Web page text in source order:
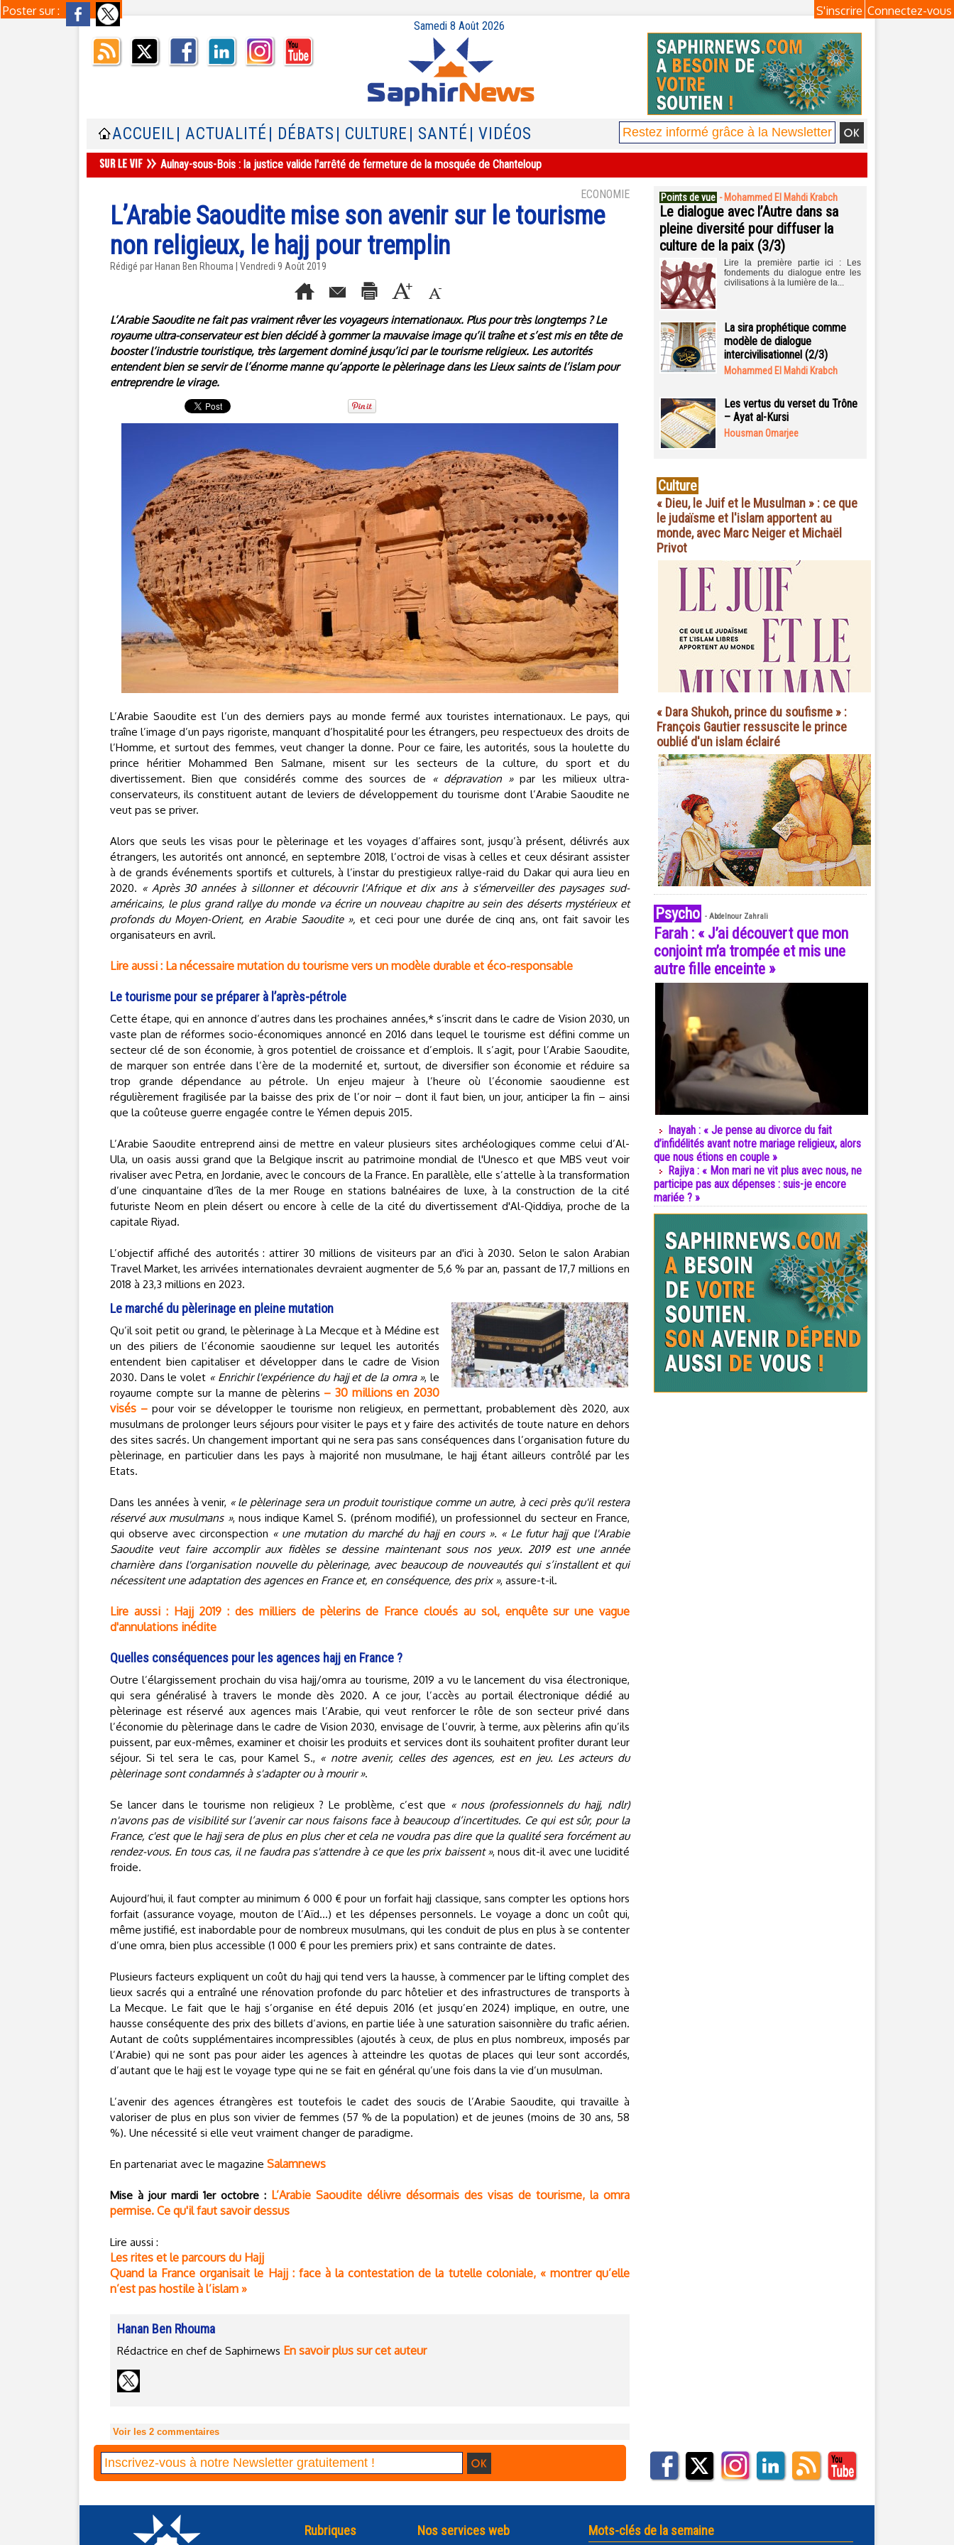
Poster sur : Connectez-vous
S'inscrire
Samedi 8 Août 2026
ACCUEIL | ACTUALITÉ | DÉBATS | CULTURE | SANTÉ | VIDÉOS
Aulnay-sous-Bois : la justice valide l'arrêté de fermeture de la mosquée de Chanteloup
ECONOMIE
L’Arabie Saoudite mise son avenir sur le tourisme
non religieux, le hajj pour tremplin
Rédigé par Hanan Ben Rhouma | Vendredi 9 Août 2019
L’Arabie Saoudite ne fait pas vraiment rêver les voyageurs internationaux. Plus pour très longtemps ? Le
royaume ultra-conservateur est bien décidé à gommer la mauvaise image qu’il traîne et s’est mis en tête de
booster l’industrie touristique, très largement dominé jusqu’ici par le tourisme religieux. Les autorités
entendent bien se servir de l’énorme manne qu’apporte le pèlerinage dans les Lieux saints de l’islam pour
entreprendre le virage.
L’Arabie Saoudite est l’un des derniers pays au monde fermé aux touristes internationaux. Le pays, qui
traîne l’image d’un pays rigoriste, manquant d’hospitalité pour les étrangers, peu respectueux des droits de
l’Homme, et surtout des femmes, veut changer la donne. Pour ce faire, les autorités, sous la houlette du
prince héritier Mohammed Ben Salmane, misent sur les secteurs de la culture, du sport et du
divertissement. Bien que considérés comme des sources de
« dépravation »par les milieux ultra-
conservateurs, ils constituent autant de leviers de développement du tourisme dont l’Arabie Saoudite ne
veut pas se priver.
Alors que seuls les visas pour le pèlerinage et les voyages d’affaires sont, jusqu’à présent, délivrés aux
étrangers, les autorités ont annoncé, en septembre 2018, l’octroi de visas à celles et ceux désirant assister
à de grands événements sportifs et culturels, à l’instar du prestigieux rallye-raid du Dakar qui aura lieu en
2020. « Après 30 années à sillonner et découvrir l'Afrique et dix ans à s'émerveiller des paysages sud-
américains, le plus grand rallye du monde va écrire un nouveau chapitre au sein des déserts mystérieux et
profonds du Moyen-Orient, en Arabie Saoudite », et ceci pour une durée de cinq ans, ont fait savoir les
organisateurs en avril.
Lire aussi : La nécessaire mutation du tourisme vers un modèle durable et éco-responsable
Le tourisme pour se préparer à l’après-pétrole
Cette étape, qui en annonce d’autres dans les prochaines années,* s’inscrit dans le cadre de Vision 2030, un
vaste plan de réformes socio-économiques annoncé en 2016 dans lequel le tourisme est défini comme un
secteur clé de son économie, à gros potentiel de croissance et d’emplois. Il s’agit, pour l’Arabie Saoudite,
de marquer son entrée dans l’ère de la modernité et, surtout, de diversifier son économie et réduire sa
trop grande dépendance au pétrole. Un enjeu majeur à l’heure où l’économie saoudienne est
régulièrement fragilisée par la baisse des prix de l’or noir – dont il faut bien, un jour, anticiper la fin – ainsi
que la coûteuse guerre engagée contre le Yémen depuis 2015.
L’Arabie Saoudite entreprend ainsi de mettre en valeur plusieurs sites archéologiques comme celui d’Al-
Ula, un oasis aussi grand que la Belgique inscrit au patrimoine mondial de l'Unesco et que MBS veut voir
rivaliser avec Petra, en Jordanie, avec le concours de la France. En parallèle, elle s’attelle à la transformation
d’une cinquantaine d’îles de la mer Rouge en stations balnéaires de luxe, à la construction de la cité
futuriste Neom en plein désert ou encore à celle de la cité du divertissement d'Al-Qiddiya, proche de la
capitale Riyad.
L’objectif affiché des autorités : attirer 30 millions de visiteurs par an d'ici à 2030. Selon le salon Arabian
Travel Market, les arrivées internationales devraient augmenter de 5,6 % par an, passant de 17,7 millions en
2018 à 23,3 millions en 2023.
Le marché du pèlerinage en pleine mutation
Qu’il soit petit ou grand, le pèlerinage à La Mecque et à Médine est
un des piliers de l’économie saoudienne sur lequel les autorités
entendent bien capitaliser et développer dans le cadre de Vision
2030. Dans le volet « Enrichir l'expérience du hajj et de la omra », le
royaume compte sur la manne de pèlerins – 30 millions en 2030
visés – pour voir se développer le tourisme non religieux, en permettant, probablement dès 2020, aux
musulmans de prolonger leurs séjours pour visiter le pays et y faire des activités de toute nature en dehors
des sites sacrés. Un changement important qui ne sera pas sans conséquences dans l’organisation future du
pèlerinage, en particulier dans les pays à majorité non musulmane, le hajj étant ailleurs contrôlé par les
Etats.
Dans les années à venir, « le pèlerinage sera un produit touristique comme un autre, à ceci près qu'il restera
réservé aux musulmans », nous indique Kamel S. (prénom modifié), un professionnel du secteur en France,
qui observe avec circonspection « une mutation du marché du hajj en cours ». « Le futur hajj que l'Arabie
Saoudite veut faire accomplir aux fidèles se dessine maintenant sous nos yeux. 2019 est une année
charnière dans l'organisation nouvelle du pèlerinage, avec beaucoup de nouveautés qui s’installent et qui
nécessitent une adaptation des agences en France et, en conséquence, des prix », assure-t-il.
Lire aussi : Hajj 2019 : des milliers de pèlerins de France cloués au sol, enquête sur une vague
d'annulations inédite
Quelles conséquences pour les agences hajj en France ?
Outre l’élargissement prochain du visa hajj/omra au tourisme, 2019 a vu le lancement du visa électronique,
qui sera généralisé à travers le monde dès 2020. A ce jour, l’accès au portail électronique dédié au
pèlerinage est réservé aux agences mais l’Arabie, qui veut renforcer le rôle de son secteur privé dans
l’économie du pèlerinage dans le cadre de Vision 2030, envisage de l’ouvrir, à terme, aux pèlerins afin qu’ils
puissent, par eux-mêmes, examiner et choisir les produits et services dont ils souhaitent profiter durant leur
séjour. Si tel sera le cas, pour Kamel S., « notre avenir, celles des agences, est en jeu. Les acteurs du
pèlerinage sont condamnés à s'adapter ou à mourir ».
Se lancer dans le tourisme non religieux ? Le problème, c’est que « nous (professionnels du hajj, ndlr)
n'avons pas de visibilité sur l’avenir car nous faisons face à beaucoup d’incertitudes. Ce qui est sûr, pour la
France, c'est que le hajj sera de plus en plus cher et cela ne voudra pas dire que la qualité sera forcément au
rendez-vous. En tous cas, il ne faudra pas s'attendre à ce que les prix baissent », nous dit-il avec une lucidité
froide.
Aujourd’hui, il faut compter au minimum 6 000 € pour un forfait hajj classique, sans compter les options hors
forfait (assurance voyage, mouton de l’Aïd...) et les dépenses personnels. Le voyage a donc un coût qui,
même justifié, est inabordable pour de nombreux musulmans, qui les conduit de plus en plus à se contenter
d’une omra, bien plus accessible (1 000 € pour les premiers prix) et sans contrainte de dates.
Plusieurs facteurs expliquent un coût du hajj qui tend vers la hausse, à commencer par le lifting complet des
lieux sacrés qui a entraîné une rénovation profonde du parc hôtelier et des infrastructures de transports à
La Mecque. Le fait que le hajj s’organise en été depuis 2016 (et jusqu’en 2024) implique, en outre, une
hausse conséquente des prix des billets d’avions, en partie liée à une saturation saisonnière du trafic aérien.
Autant de coûts supplémentaires incompressibles (ajoutés à ceux, de plus en plus nombreux, imposés par
l’Arabie) qui ne sont pas pour aider les agences à atteindre les quotas de places qui leur sont accordés,
d’autant que le hajj est le voyage type qui ne se fait en général qu’une fois dans la vie d’un musulman.
L’avenir des agences étrangères est toutefois le cadet des soucis de l’Arabie Saoudite, qui travaille à
valoriser de plus en plus son vivier de femmes (57 % de la population) et de jeunes (moins de 30 ans, 58
%). Une nécessité si elle veut vraiment changer de paradigme.
En partenariat avec le magazine Salamnews
Mise à jour mardi 1er octobre : L’Arabie Saoudite délivre désormais des visas de tourisme, la omra
permise. Ce qu'il faut savoir dessus
Lire aussi :
Les rites et le parcours du Hajj
Quand la France organisait le Hajj : face à la contestation de la tutelle coloniale, « montrer qu’elle
n’est pas hostile à l’islam »
Hanan Ben Rhouma
Rédactrice en chef de Saphirnews En savoir plus sur cet auteur
Voir les 2 commentaires
Points de vue - Mohammed El Mahdi Krabch
Le dialogue avec l’Autre dans sa
pleine diversité pour diffuser la
culture de la paix (3/3)
Lire la première partie ici : Les
fondements du dialogue entre les
civilisations à la lumière de la...
La sira prophétique comme
modèle de dialogue
intercivilisationnel (2/3)
Mohammed El Mahdi Krabch
Les vertus du verset du Trône
– Ayat al-Kursi
Housman Omarjee
Culture
« Dieu, le Juif et le Musulman » : ce que
le judaïsme et l'islam apportent au
monde, avec Marc Neiger et Michaël
Privot
« Dara Shukoh, prince du soufisme » :
François Gautier ressuscite le prince
oublié d'un islam éclairé
Psycho - Abdelnour Zahrali
Farah : « J’ai découvert que mon
conjoint m’a trompée et mis une
autre fille enceinte »
Inayah : « Je pense au divorce du fait
d’infidélités avant notre mariage religieux, alors
que nous étions en couple »
Rajiya : « Mon mari ne vit plus avec nous, ne
participe pas aux dépenses : suis-je encore
mariée ? »
Rubriques Nos services web Mots-clés de la semaine